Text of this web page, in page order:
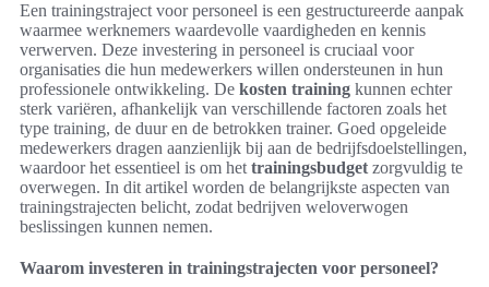
Een trainingstraject voor personeel is een gestructureerde aanpak
waarmee werknemers waardevolle vaardigheden en kennis
verwerven. Deze investering in personeel is cruciaal voor
organisaties die hun medewerkers willen ondersteunen in hun
professionele ontwikkeling. De kosten training kunnen echter
sterk variëren, afhankelijk van verschillende factoren zoals het
type training, de duur en de betrokken trainer. Goed opgeleide
medewerkers dragen aanzienlijk bij aan de bedrijfsdoelstellingen,
waardoor het essentieel is om het trainingsbudget zorgvuldig te
overwegen. In dit artikel worden de belangrijkste aspecten van
trainingstrajecten belicht, zodat bedrijven weloverwogen
beslissingen kunnen nemen.
Waarom investeren in trainingstrajecten voor personeel?